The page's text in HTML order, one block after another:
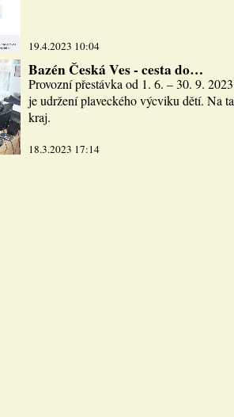
19.4.2023 10:04
Bazén Česká Ves - cesta do…
Provozní přestávka od 1. 6. – 30. 9.
je udržení plaveckého výcviku dětí. Na
kraj.
18.3.2023 17:14